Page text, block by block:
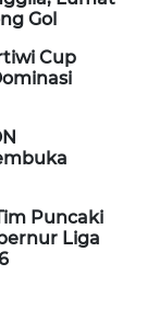
Gol
Cup
Puncaki
Liga